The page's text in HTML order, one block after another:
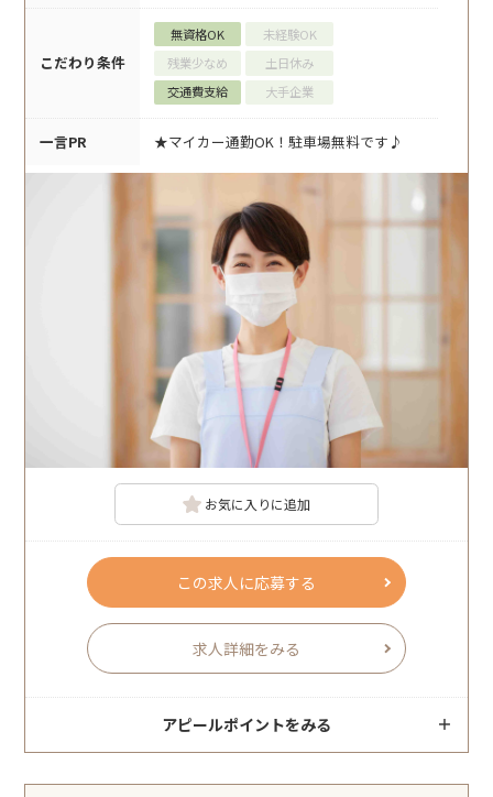
こだわり条件
無資格OK
未経験OK
残業少なめ
土日休み
交通費支給
大手企業
一言PR ★マイカー通勤OK！駐車場無料です♪
お気に入りに追加
この求人に応募する
求人詳細をみる
アピールポイントをみる